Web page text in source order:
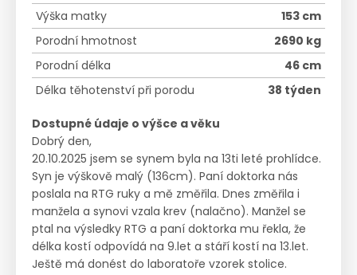
Výška matky
153 cm
Porodní hmotnost
2690 kg
Porodní délka
46 cm
Délka těhotenství při porodu
38 týden
Dostupné údaje o výšce a věku
Dobrý den,
20.10.2025 jsem se synem byla na 13ti leté prohlídce.
Syn je výškově malý (136cm). Paní doktorka nás
poslala na RTG ruky a mě změřila. Dnes změřila i
manžela a synovi vzala krev (nalačno). Manžel se
ptal na výsledky RTG a paní doktorka mu řekla, že
délka kostí odpovídá na 9.let a stáří kostí na 13.let.
Ještě má donést do laboratoře vzorek stolice.